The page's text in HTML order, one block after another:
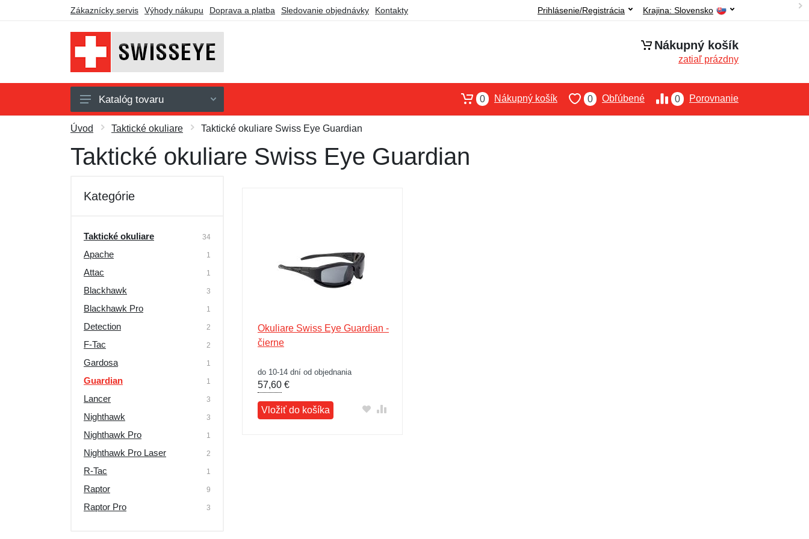
Zákaznícky servis Výhody nákupu Doprava a platba Sledovanie objednávky Kontakty Krajina: Slovensko
Prihlásenie/Registrácia
Nákupný košík
zatiaľ prázdny
Taktické okuliare
Príslušenstvo
Výpredaj
Katalóg tovaru 0 Porovnanie
0 Obľúbené
0 Nákupný košík
Úvod Taktické okuliare Taktické okuliare Swiss Eye Guardian
Taktické okuliare Swiss Eye Guardian
Kategórie
Taktické okuliare 34
Apache 1
Attac 1
Blackhawk 3
Blackhawk Pro 1
Detection 2
F-Tac 2
Gardosa 1
Guardian 1
Lancer 3
Nighthawk 3
Nighthawk Pro 1
Nighthawk Pro Laser 2
R-Tac 1
Raptor 9
Raptor Pro 3
Okuliare Swiss Eye Guardian -
čierne
do 10-14 dní od objednania
57,60 €
Vložiť do košíka